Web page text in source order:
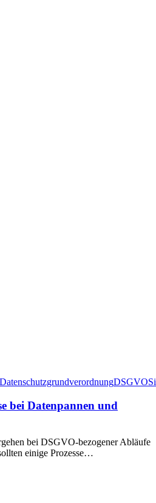
DatenschutzgrundverordnungDSGVO
bei Datenpannen und
bei DSGVO-bezogener Abläufe
einige Prozesse…